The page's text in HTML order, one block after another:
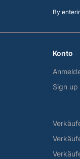
By
Konto
Sign up